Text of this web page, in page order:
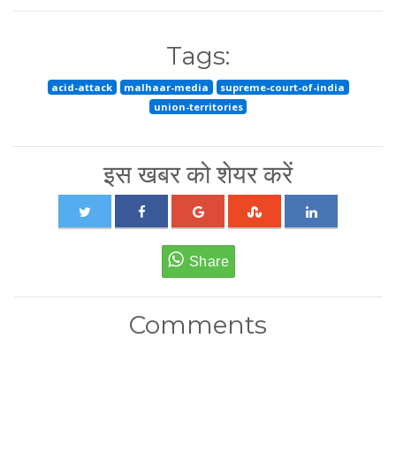
Tags:
acid-attack malhaar-media
supreme-court-of-india
union-territories
इस खबर को शेयर करें
Comments